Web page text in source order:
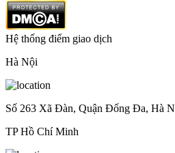
Hệ thống điểm giao dịch
Hà Nội
Số 263 Xã Đàn, Quận Đống Đa, Hà
TP Hồ Chí Minh